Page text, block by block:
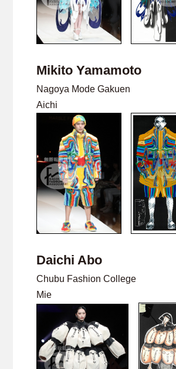
Mikito Yamamoto
Nagoya Mode Gakuen
Aichi
Daichi Abo
Chubu Fashion College
Mie